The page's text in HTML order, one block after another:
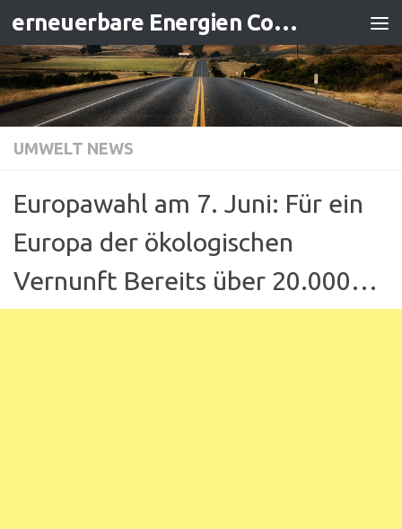
Zum Inhalt springen erneuerbare Energien Contracting
UMWELT NEWS
Europawahl am 7. Juni: Für ein
Europa der ökologischen
Vernunft Bereits über 20.000…